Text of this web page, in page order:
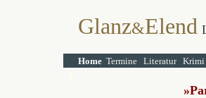
Glanz&Elend
Home Termine Literatur Krimi
»